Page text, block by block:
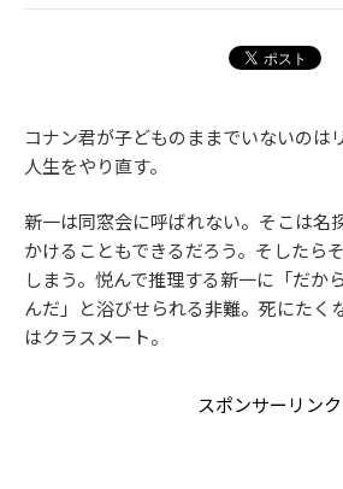
コナン君が子どものままでいないのは
人生をやり直す。
新一は同窓会に呼ばれない。そこは名
かけることもできるだろう。そしたら
しまう。悦んで推理する新一に「だか
んだ」と浴びせられる非難。死にたく
はクラスメート。
スポンサーリンク